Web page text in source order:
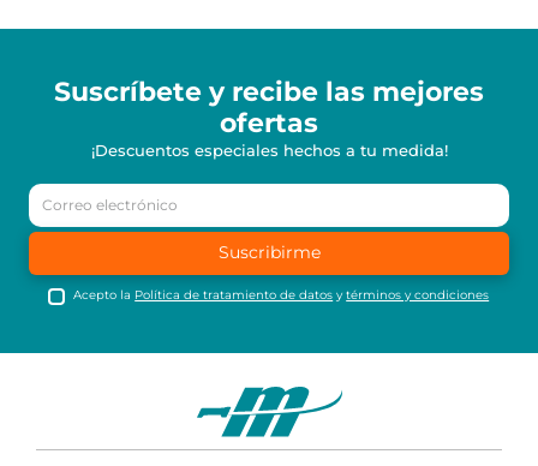
Suscríbete y recibe las mejores
ofertas
¡Descuentos especiales hechos a tu medida!
Suscribirme
Acepto la Política de tratamiento de datos ytérminos y condiciones